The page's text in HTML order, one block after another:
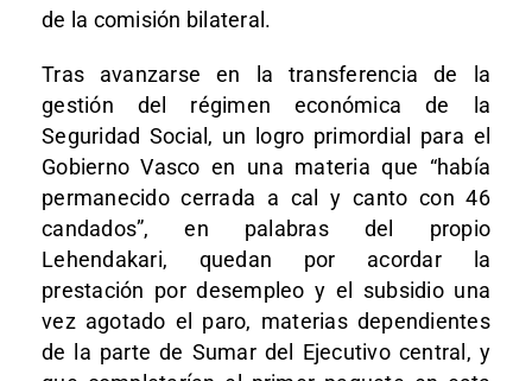
de la comisión bilateral.
Tras avanzarse en la transferencia de la
gestión del régimen económica de la
Seguridad Social, un logro primordial para el
Gobierno Vasco en una materia que “había
permanecido cerrada a cal y canto con 46
candados”, en palabras del propio
Lehendakari, quedan por acordar la
prestación por desempleo y el subsidio una
vez agotado el paro, materias dependientes
de la parte de Sumar del Ejecutivo central, y